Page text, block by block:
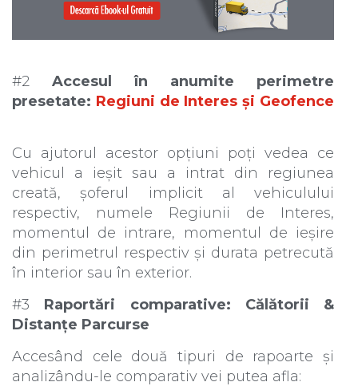
#2 Accesul în anumite perimetre
presetate: Regiuni de Interes și Geofence
Cu ajutorul acestor opțiuni poți vedea ce
vehicul a ieșit sau a intrat din regiunea
creată, șoferul implicit al vehiculului
respectiv, numele Regiunii de Interes,
momentul de intrare, momentul de ieșire
din perimetrul respectiv și durata petrecută
în interior sau în exterior.
#3 Raportări comparative: Călătorii &
Distanțe Parcurse
Accesând cele două tipuri de rapoarte și
analizându-le comparativ vei putea afla: